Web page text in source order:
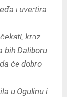
i uvertira
kroz
bih Daliboru
će dobro
u Ogulinu i